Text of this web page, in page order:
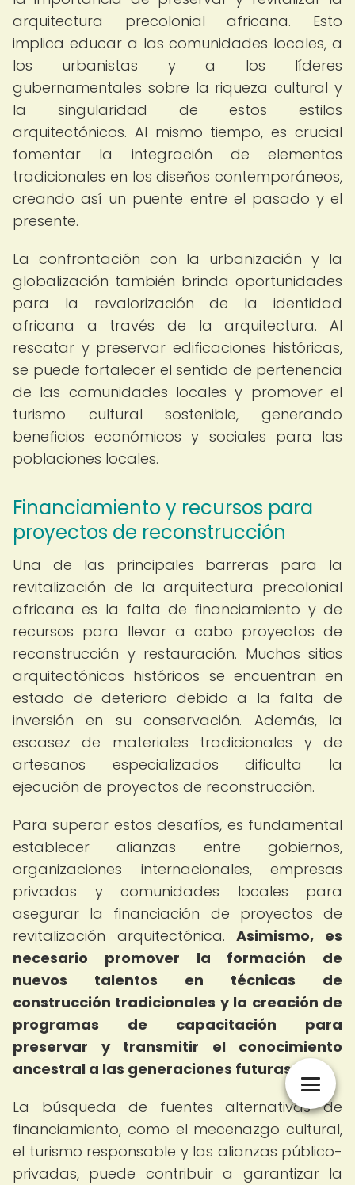
arquitectura precolonial africana. Esto
implica educar a las comunidades locales, a
los urbanistas y a los líderes
gubernamentales sobre la riqueza cultural y
la singularidad de estos estilos
arquitectónicos. Al mismo tiempo, es crucial
fomentar la integración de elementos
tradicionales en los diseños contemporáneos,
creando así un puente entre el pasado y el
presente.
La confrontación con la urbanización y la
globalización también brinda oportunidades
para la revalorización de la identidad
africana a través de la arquitectura. Al
rescatar y preservar edificaciones históricas,
se puede fortalecer el sentido de pertenencia
de las comunidades locales y promover el
turismo cultural sostenible, generando
beneficios económicos y sociales para las
poblaciones locales.
Financiamiento y recursos para
proyectos de reconstrucción
Una de las principales barreras para la
revitalización de la arquitectura precolonial
africana es la falta de financiamiento y de
recursos para llevar a cabo proyectos de
reconstrucción y restauración. Muchos sitios
arquitectónicos históricos se encuentran en
estado de deterioro debido a la falta de
inversión en su conservación. Además, la
escasez de materiales tradicionales y de
artesanos especializados dificulta la
ejecución de proyectos de reconstrucción.
Para superar estos desafíos, es fundamental
establecer alianzas entre gobiernos,
organizaciones internacionales, empresas
privadas y comunidades locales para
asegurar la financiación de proyectos de
revitalización arquitectónica.Asimismo, es
necesario promover la formación de
nuevos talentos en técnicas de
construcción tradicionales y la creación de
programas de capacitación para
preservar y transmitir el conocimiento
ancestral a las generaciones futuras.
La búsqueda de fuentes alternativas de
financiamiento, como el mecenazgo cultural,
el turismo responsable y las alianzas público-
privadas, puede contribuir a garantizar la